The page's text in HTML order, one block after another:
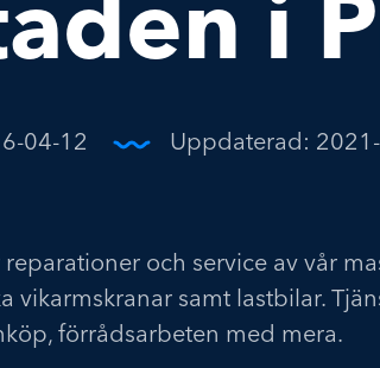
i
04-12 Uppdaterad:
och service av vår
vikarmskranar samt lastbilar.
förrådsarbeten med mera.